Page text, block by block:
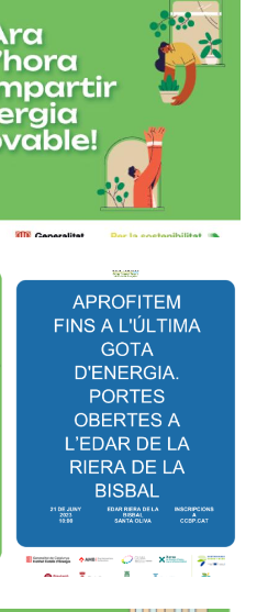
De L’Energia Al
De
Elèctrica De
Vendrell